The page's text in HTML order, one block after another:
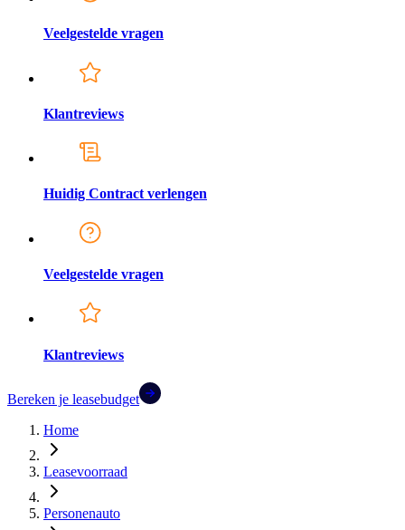
Veelgestelde vragen
Klantreviews
Huidig Contract verlengen
Veelgestelde vragen
Klantreviews
Bereken je leasebudget
Home
Leasevoorraad
Personenauto